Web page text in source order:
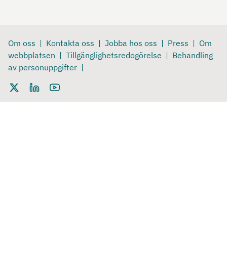
Om oss Kontakta oss Jobba hos oss Press
Om
webbplatsen
Tillgänglighetsredogörelse
Behandling
av personuppgifter